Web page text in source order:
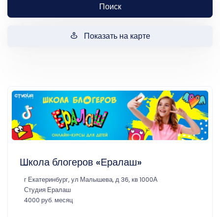
Поиск
Показать на карте
Школа блогеров «Ералаш»
г Екатеринбург, ул Малышева, д 36, кв 1000А
Студия Ералаш
4000 руб. месяц